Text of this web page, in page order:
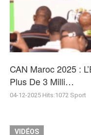
CAN Maroc 2025 :
Plus De 3 Milli…
04-12-2025 Hits:1072 Sport
VIDÉOS